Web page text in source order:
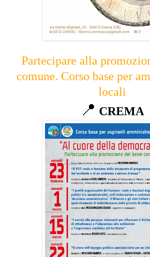
Partecipare alla
comune. Corso base per
locali
📍 CREMA